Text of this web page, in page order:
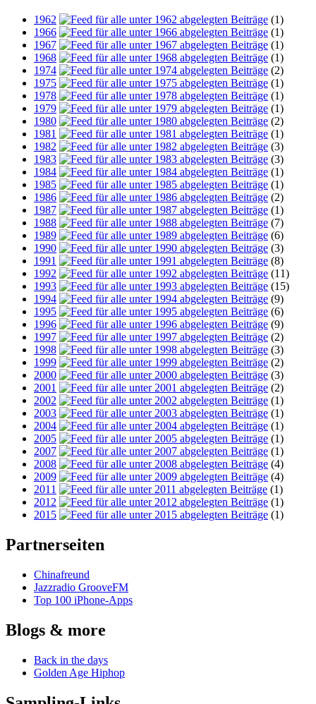
1962
(1)
1966
(1)
1967
(1)
1968
(1)
1974
(2)
1975
(1)
1978
(1)
1979
(1)
1980
(2)
1981
(1)
1982
(3)
1983
(3)
1984
(1)
1985
(1)
1986
(2)
1987
(1)
1988
(7)
1989
(6)
1990
(3)
1991
(8)
1992
(11)
1993
(15)
1994
(9)
1995
(6)
1996
(9)
1997
(2)
1998
(3)
1999
(2)
2000
(3)
2001
(2)
2002
(1)
2003
(1)
2004
(1)
2005
(1)
2007
(1)
2008
(4)
2009
(4)
2011
(1)
2012
(1)
2015
(1)
Partnerseiten
Chinafreund
Jazzradio GrooveFM
Top 100 iPhone-Apps
Blogs & more
Back in the days
Golden Age Hiphop